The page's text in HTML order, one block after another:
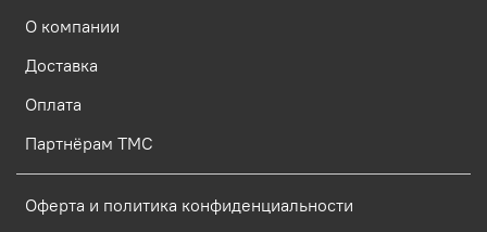
О компании
Доставка
Оплата
Партнёрам ТМС
Оферта и политика конфиденциальности